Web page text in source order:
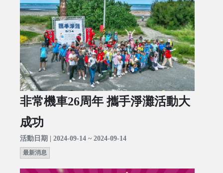
非常機車26周年 攜手淨灘活動大
成功
活動日期 | 2024-09-14 ~ 2024-09-14
最新消息